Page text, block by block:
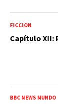
FICCIÓN
Capítulo XII:
BBC NEWS MUNDO